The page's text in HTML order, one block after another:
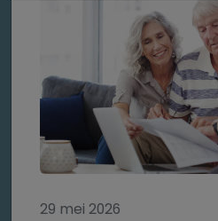
29 mei 2026